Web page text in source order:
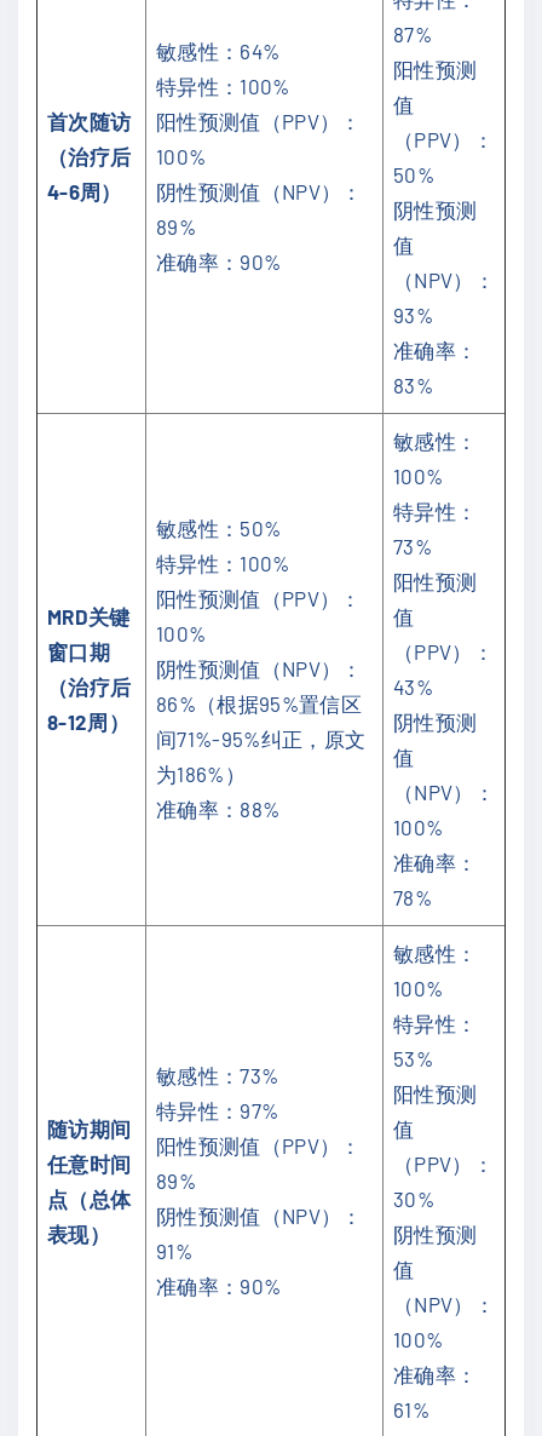
首次随访
（治疗后
4-6周）
敏感性：64%
特异性：100%
阳性预测值（PPV）：
100%
阴性预测值（NPV）：
89%
准确率：90%
87%
阳性预测
值
（PPV）：
50%
阴性预测
值
（NPV）：
93%
准确率：
83%
MRD关键
窗口期
（治疗后
8-12周）
敏感性：50%
特异性：100%
阳性预测值（PPV）：
100%
阴性预测值（NPV）：
86%（根据95%置信区
间71%-95%纠正，原文
为186%）
准确率：88%
敏感性：
100%
特异性：
73%
阳性预测
值
（PPV）：
43%
阴性预测
值
（NPV）：
100%
准确率：
78%
随访期间
任意时间
点（总体
表现）
敏感性：73%
特异性：97%
阳性预测值（PPV）：
89%
阴性预测值（NPV）：
91%
准确率：90%
敏感性：
100%
特异性：
53%
阳性预测
值
（PPV）：
30%
阴性预测
值
（NPV）：
100%
准确率：
61%